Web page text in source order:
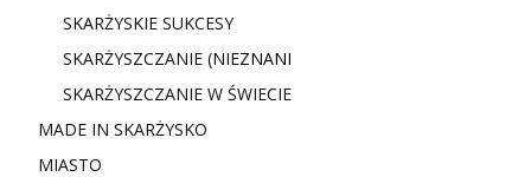
SKARŻYSKIE SUKCESY
SKARŻYSZCZANIE (NIEZNANI
SKARŻYSZCZANIE W ŚWIECIE
MADE IN SKARŻYSKO
MIASTO